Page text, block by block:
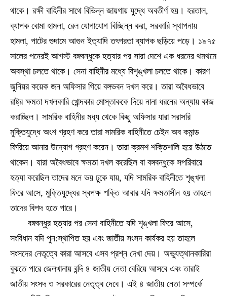
থাকে। রক্ষী বাহিনীর সাথে বিভিন্ন জায়গায় যুদ্ধে অবতীর্ণ হয়। হরতাল,
ব্যাপক বোমা হামলা, রেল যোগাযোগ বিচ্ছিন্ন করা, সরকারি স্থাপনায়
হামলা, পাটের গুদামে আগুন ইত্যাদি তৎপরতা ব্যাপক ছড়িয়ে পড়ে। ১৯৭৫
সালের পনেরই আগস্ট বঙ্গবন্ধুকে হত্যার পর সারা দেশে এক ধরনের থমথমে
অবস্থা চলতে থাকে। সেনা বাহিনীর মধ্যে বিশৃঙ্খলা চলতে থাকে। কারণ
জুনিয়র কয়েক জন অফিসার গিয়ে বঙ্গভবন দখল করে। তারা অবৈধভাবে
রাষ্ট্র ক্ষমতা দখলকারি খোন্দকার মোস্তাককে দিয়ে নানা ধরনের অন্যায় কাজ
করাচ্ছিল। সামরিক বাহিনীর মধ্য থেকে কিছু অফিসার যারা সরাসরি
মুক্তিযুদ্ধে অংশ গ্রহণ করে তারা সামরিক বাহিনীতে চেইন অব কমান্ড
ফিরিয়ে আনার উদ্যোগ গ্রহণ করেন। তারা ক্রমশ শক্তিশালি হয়ে উঠতে
থাকেন। যারা অবৈধভাবে ক্ষমতা দখল করেছিল বা বঙ্গবন্ধুকে সপরিবারে
হত্যা করেছিল তাদের মনে ভয় ঢুকে যায়, যদি সামরিক বাহিনীতে শৃঙ্খলা
ফিরে আসে, মুক্তিযুদ্ধের স্বপক্ষ শক্তি আবার যদি ক্ষমতাসীন হয় তাহলে
তাদের বিপদ হতে পারে।
বঙ্গবন্ধুর হত্যার পর সেনা বাহিনীতে যদি শৃঙ্খলা ফিরে আসে,
সংবিধান যদি পুন:স্থাপিত হয় এবং জাতীয় সংসদ কার্যকর হয় তাহলে
সংসদের নেতৃত্বে কারা আসবে এসব প্রশ্ন দেখা দেয়। অভ্যুত্থানকারিরা
বুঝতে পারে জেলখানায় বন্দি ৪ জাতীয় নেতা বেরিয়ে আসবে এবং তারাই
জাতীয় সংসদ ও সরকারের নেতৃত্ব দেবে। এই ৪ জাতীয় নেতা সম্পর্কে